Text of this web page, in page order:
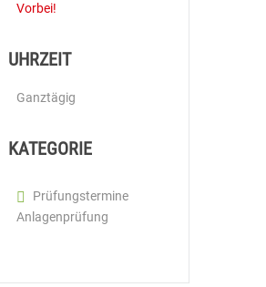
Vorbei!
UHRZEIT
Ganztägig
KATEGORIE
Prüfungstermine
Anlagenprüfung